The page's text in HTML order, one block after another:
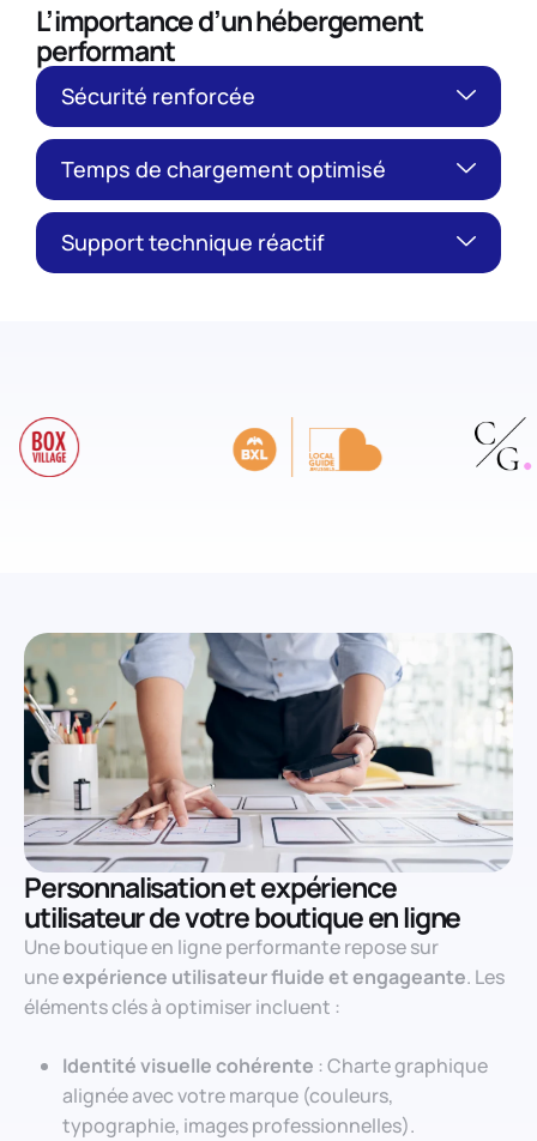
L’importance d’un hébergement
performant
Sécurité renforcée
Temps de chargement optimisé
Support technique réactif
Personnalisation et expérience
utilisateur de votre boutique en ligne
Une boutique en ligne performante repose sur
uneexpérience utilisateur fluide et engageante. Les
éléments clés à optimiser incluent :
Identité visuelle cohérente : Charte graphique
alignée avec votre marque (couleurs,
typographie, images professionnelles).